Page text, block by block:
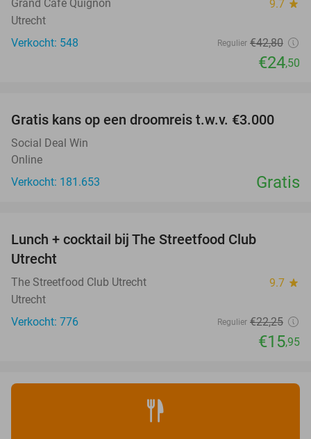
Grand Cafe Quignon 9.7 star
Utrecht
Verkocht: 548
Regulier €42,80
€24,50
Gratis kans op een droomreis t.w.v. €3.000
Social Deal Win
Online
Verkocht: 181.653
Gratis
Lunch + cocktail bij The Streetfood Club
Utrecht
The Streetfood Club Utrecht 9.7 star
Utrecht
Verkocht: 776
Regulier €22,25
€15,95